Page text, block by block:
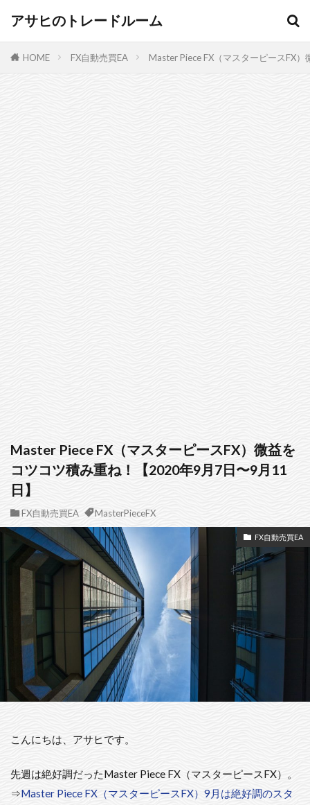
アサヒのトレードルーム
HOME FX自動売買EA Master Piece FX（マスターピースFX
Master Piece FX（マスターピースFX）微益を
コツコツ積み重ね！【2020年9月7日〜9月11
日】
FX自動売買EA MasterPieceFX
FX自動売買EA
こんにちは、アサヒです。
先週は絶好調だったMaster Piece FX（マスターピースFX）。
⇒Master Piece FX（マスターピースFX）9月は絶好調のスタ